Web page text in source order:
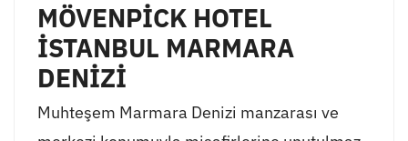
MÖVENPİCK HOTEL
İSTANBUL MARMARA
DENİZİ
Muhteşem Marmara Denizi manzarası ve